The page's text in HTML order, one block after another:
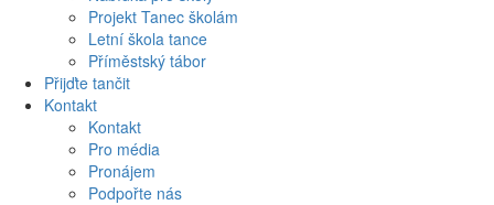
Projekt Tanec školám
Letní škola tance
Příměstský tábor
Přijďte tančit
Kontakt
Kontakt
Pro média
Pronájem
Podpořte nás